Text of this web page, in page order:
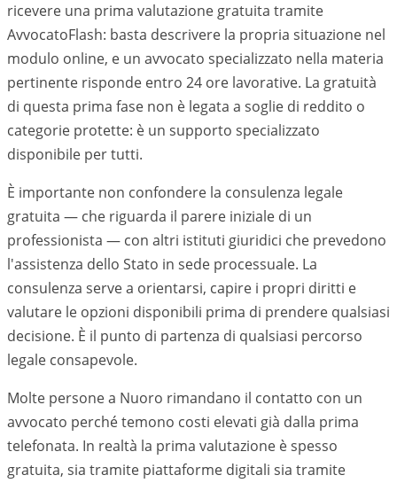
ricevere una prima valutazione gratuita tramite
AvvocatoFlash: basta descrivere la propria situazione nel
modulo online, e un avvocato specializzato nella materia
pertinente risponde entro 24 ore lavorative. La gratuità
di questa prima fase non è legata a soglie di reddito o
categorie protette: è un supporto specializzato
disponibile per tutti.
È importante non confondere la consulenza legale
gratuita — che riguarda il parere iniziale di un
professionista — con altri istituti giuridici che prevedono
l'assistenza dello Stato in sede processuale. La
consulenza serve a orientarsi, capire i propri diritti e
valutare le opzioni disponibili prima di prendere qualsiasi
decisione. È il punto di partenza di qualsiasi percorso
legale consapevole.
Molte persone a Nuoro rimandano il contatto con un
avvocato perché temono costi elevati già dalla prima
telefonata. In realtà la prima valutazione è spesso
gratuita, sia tramite piattaforme digitali sia tramite